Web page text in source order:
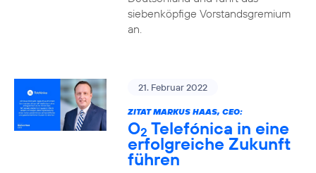
siebenköpfige Vorstandsgremium
an.
21. Februar 2022
ZITAT MARKUS HAAS, CEO:
O2 Telefónica in eine
erfolgreiche Zukunft
führen